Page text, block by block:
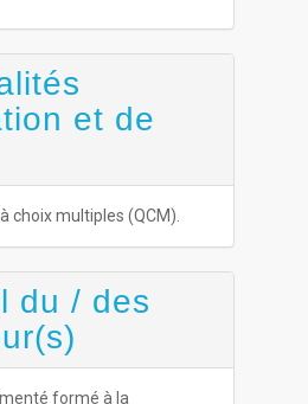
et de
choix multiples (QCM).
du / des
formé à la